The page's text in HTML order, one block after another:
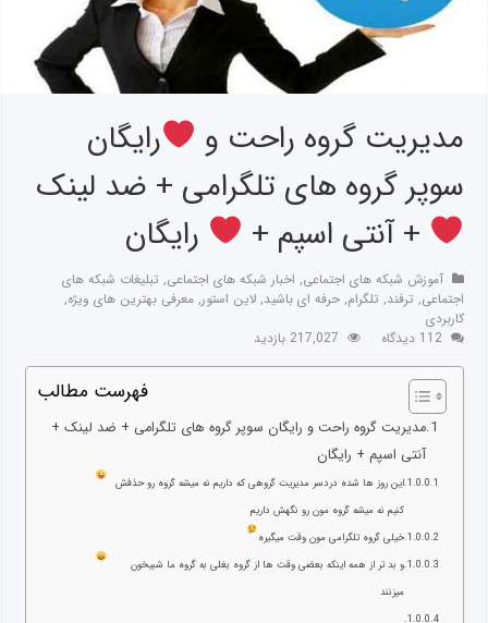
مدیریت گروه راحت و
رایگان
سوپر گروه های تلگرامی + ضد لینک
+ آنتی اسپم +
رایگان
آموزش شبکه های اجتماعی, اخبار شبکه های اجتماعی, تبلیغات شبکه های
اجتماعی, ترفند, تلگرام,حرفه ای باشید,لاین استور,معرفی بهترین های ویژه,
کاربردی
112 دیدگاه
217,027 بازدید
فهرست مطالب
مدیریت گروه راحت و رایگان سوپر گروه های تلگرامی + ضد لینک +
آنتی اسپم + رایگان
این روز ها شده دردسر مدیریت گروهی که داریم نه میشه گروه رو حذفش
کنیم نه میشه گروه مون رو نگهش داریم
خیلی گروه تلگرامی مون وقت میگیره
و بد تر از همه اینکه بعضی وقت ها از گروه بغلی به گروه ما شبیخون
میزنند